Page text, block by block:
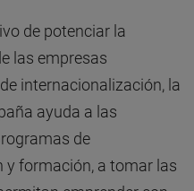
de potenciar la
las empresas
internacionalización, la
ayuda a las
de
formación, a tomar las